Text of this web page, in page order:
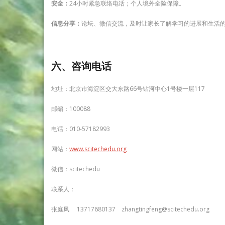
安全： 24小时紧急联络电话；个人境外全险保障。
信息分享： 论坛、微信交流，及时让家长了解学习的进展和生活
六、咨询电话
地址：北京市海淀区交大东路66号钻河中心1号楼一层117
邮编：100088
电话：010-57182993
网站： www.scitechedu.org
微信：scitechedu
联系人：
张庭凤 13717680137 zhangtingfeng@scitechedu.org